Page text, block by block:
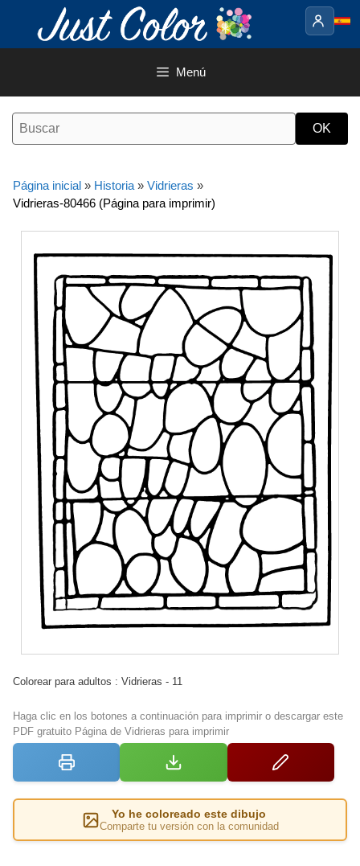
contenido
Menú
Página inicial » Historia » Vidrieras »
Vidrieras-80466 (Página para imprimir)
Colorear para adultos : Vidrieras - 11
Haga clic en los botones a continuación para imprimir o descargar este
PDF gratuito Página de Vidrieras para imprimir
Yo he coloreado este dibujo
Comparte tu versión con la comunidad